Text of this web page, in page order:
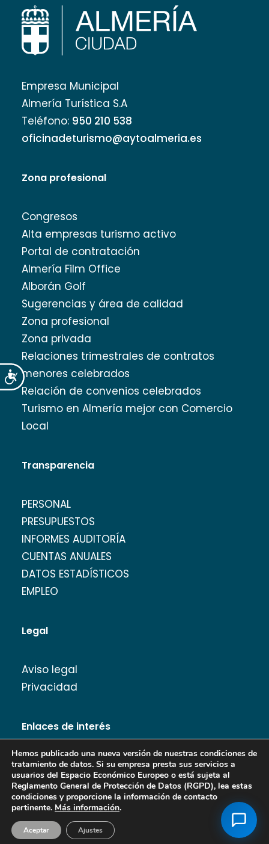
Accesibilidad
Empresa Municipal
Almería Turística S.A
Teléfono: 950 210 538
oficinadeturismo@aytoalmeria.es
Zona profesional
Congresos
Alta empresas turismo activo
Portal de contratación
Almería Film Office
Alborán Golf
Sugerencias y área de calidad
Zona profesional
Zona privada
Relaciones trimestrales de contratos
menores celebrados
Relación de convenios celebrados
Turismo en Almería mejor con Comercio
Local
Transparencia
PERSONAL
PRESUPUESTOS
INFORMES AUDITORÍA
CUENTAS ANUALES
DATOS ESTADÍSTICOS
EMPLEO
Legal
Aviso legal
Privacidad
Enlaces de interés
Banco de Imágenes
Copyright Turismo de Almería 2026.
Hemos publicado una nueva versión de nuestras condiciones de
tratamiento de datos. Si su empresa presta sus servicios a
usuarios del Espacio Económico Europeo o está sujeta al
Reglamento General de Protección de Datos (RGPD), lea estas
condiciones y proporcione la información de contacto
pertinente. Más información.
Aceptar Ajustes